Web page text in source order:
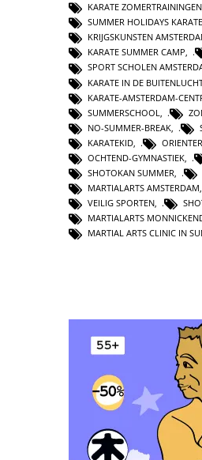
KARATE ZOMERTRAININGEN
SUMMER HOLIDAYS
KRIJGSKUNSTEN
KARATE SUMMER CAMP,
SPORT SCHOLEN
KARATE IN DE
KARATE-AMSTERDAM-
SUMMERSCHOOL
NO-SUMMER-BREAK
KARATEKID
OCHTEND-GYMNASTIEK
SHOTOKAN SUMMER
MARTIALARTS AMSTERDAM
VEILIG SPORTEN,
MARTIALARTS
MARTIAL ARTS CLINIC IN